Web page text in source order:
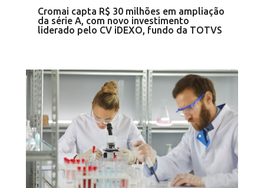
Cromai capta R$ 30 milhões em ampliação
da série A, com novo investimento
liderado pelo CV iDEXO, fundo da TOTVS